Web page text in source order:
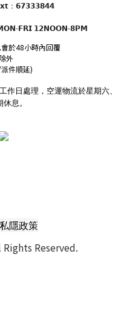
：𝟲𝟳𝟯𝟯𝟯𝟴𝟰𝟰
𝗙𝗥𝗜 𝟭𝟮𝗡𝗢𝗢𝗡-𝟴𝗣𝗠
於48小時內回覆
外
件順延)
日處理，空運物流於星期六、
息。
私隱政策
Reserved.